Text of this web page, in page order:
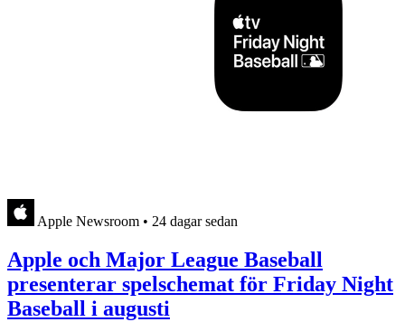
Apple Newsroom • 24 dagar sedan
Apple och Major League Baseball
presenterar spelschemat för Friday Night
Baseball i augusti